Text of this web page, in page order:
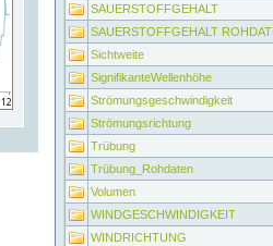
SAUERSTOFFGEHALT
SAUERSTOFFGEHALT
Sichtweite
SignifikanteWellenhöhe
Strömungsgeschwindigkeit
Strömungsrichtung
Trübung
Trübung_Rohdaten
Volumen
WINDGESCHWINDIGKEIT
WINDRICHTUNG